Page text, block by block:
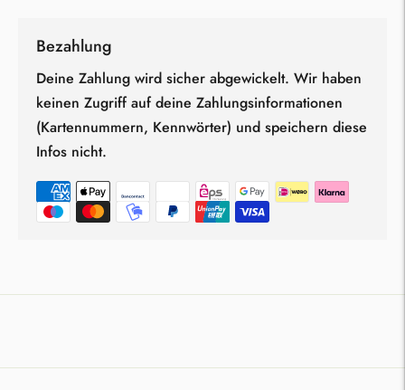
Bezahlung
Deine Zahlung wird sicher abgewickelt. Wir haben
keinen Zugriff auf deine Zahlungsinformationen
(Kartennummern, Kennwörter) und speichern diese
Infos nicht.
in
legen